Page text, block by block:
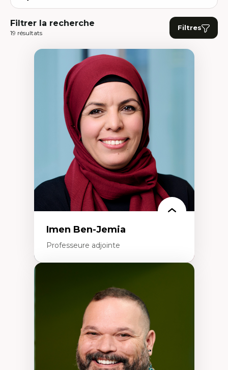
Filtrer la recherche
19 résultats
Filtres
Imen Ben-Jemia
Professeure adjointe
Discours sur la ville et représentations
Mosquées, formes et usages au Canada
Reconnaissance et représentations des
communautés immigrantes dans l'espace
Design architectural et urbain
Patrimoine et patrimonialisation
Études postcoloniales et décolonisation des
savoirs